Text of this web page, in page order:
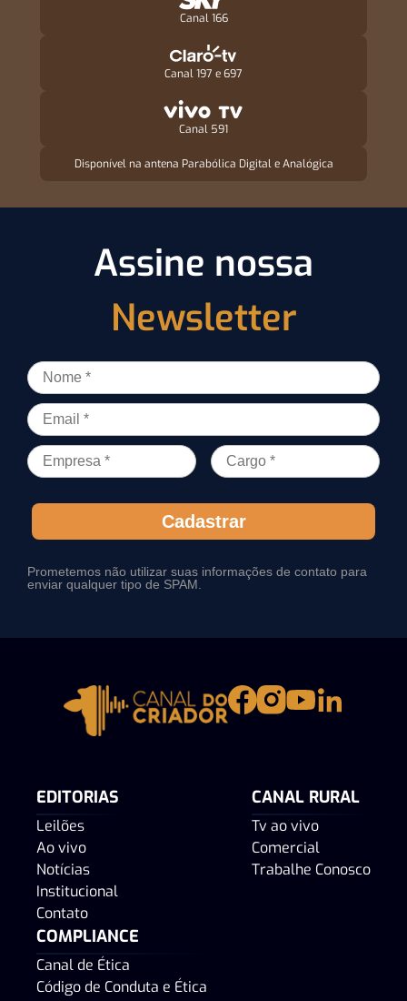
Canal 166
Canal 197 e 697
Canal 591
Disponível na antena Parabólica Digital e Analógica
Assine nossa
Newsletter
Cadastrar
Prometemos não utilizar suas informações de contato para
enviar qualquer tipo de SPAM.
EDITORIAS
Leilões
Ao vivo
Notícias
Institucional
Contato
CANAL RURAL
Tv ao vivo
Comercial
Trabalhe Conosco
COMPLIANCE
Canal de Ética
Código de Conduta e Ética